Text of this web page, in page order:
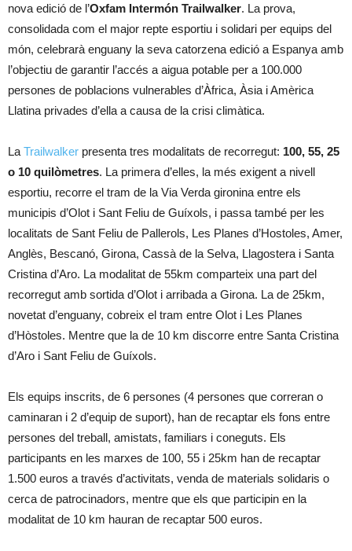
nova edició de l’Oxfam Intermón Trailwalker. La prova,
consolidada com el major repte esportiu i solidari per equips del
món, celebrarà enguany la seva catorzena edició a Espanya amb
l’objectiu de garantir l’accés a aigua potable per a 100.000
persones de poblacions vulnerables d’Àfrica, Àsia i Amèrica
Llatina privades d’ella a causa de la crisi climàtica.
La Trailwalker presenta tres modalitats de recorregut: 100, 55, 25
o 10 quilòmetres. La primera d’elles, la més exigent a nivell
esportiu, recorre el tram de la Via Verda gironina entre els
municipis d’Olot i Sant Feliu de Guíxols, i passa també per les
localitats de Sant Feliu de Pallerols, Les Planes d’Hostoles, Amer,
Anglès, Bescanó, Girona, Cassà de la Selva, Llagostera i Santa
Cristina d’Aro. La modalitat de 55km comparteix una part del
recorregut amb sortida d’Olot i arribada a Girona. La de 25km,
novetat d’enguany, cobreix el tram entre Olot i Les Planes
d’Hòstoles. Mentre que la de 10 km discorre entre Santa Cristina
d’Aro i Sant Feliu de Guíxols.
Els equips inscrits, de 6 persones (4 persones que correran o
caminaran i 2 d’equip de suport), han de recaptar els fons entre
persones del treball, amistats, familiars i coneguts. Els
participants en les marxes de 100, 55 i 25km han de recaptar
1.500 euros a través d’activitats, venda de materials solidaris o
cerca de patrocinadors, mentre que els que participin en la
modalitat de 10 km hauran de recaptar 500 euros.